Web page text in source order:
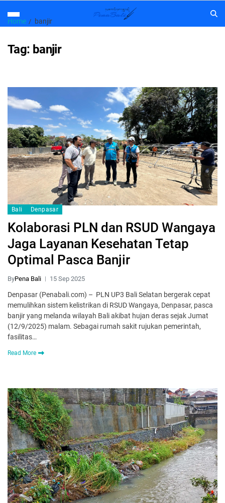
Home banjir
Tag: banjir
Bali Denpasar
Kolaborasi PLN dan RSUD Wangaya
Jaga Layanan Kesehatan Tetap
Optimal Pasca Banjir
ByPena Bali 15 Sep 2025
Denpasar (Penabali.com) – PLN UP3 Bali Selatan bergerak cepat
memulihkan sistem kelistrikan di RSUD Wangaya, Denpasar, pasca
banjir yang melanda wilayah Bali akibat hujan deras sejak Jumat
(12/9/2025) malam. Sebagai rumah sakit rujukan pemerintah,
fasilitas…
Read More